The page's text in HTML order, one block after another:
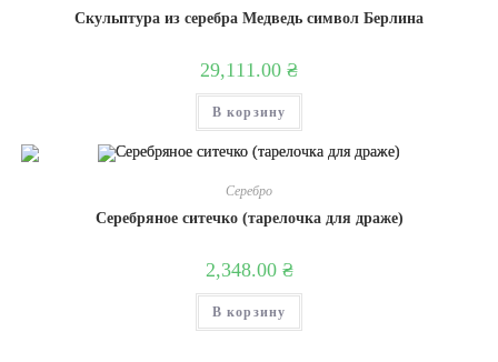
Скульптура из серебра Медведь символ Берлина
29,111.00 ₴
В корзину
Серебро
Серебряное ситечко (тарелочка для драже)
2,348.00 ₴
В корзину